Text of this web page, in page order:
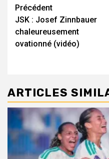
Navigation
d’article
Précédent
JSK : Josef Zinnbauer
chaleureusement
ovationné (vidéo)
ARTICLES